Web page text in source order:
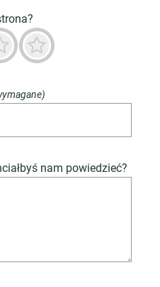
Znakomity
dobry
nam powiedzieć?